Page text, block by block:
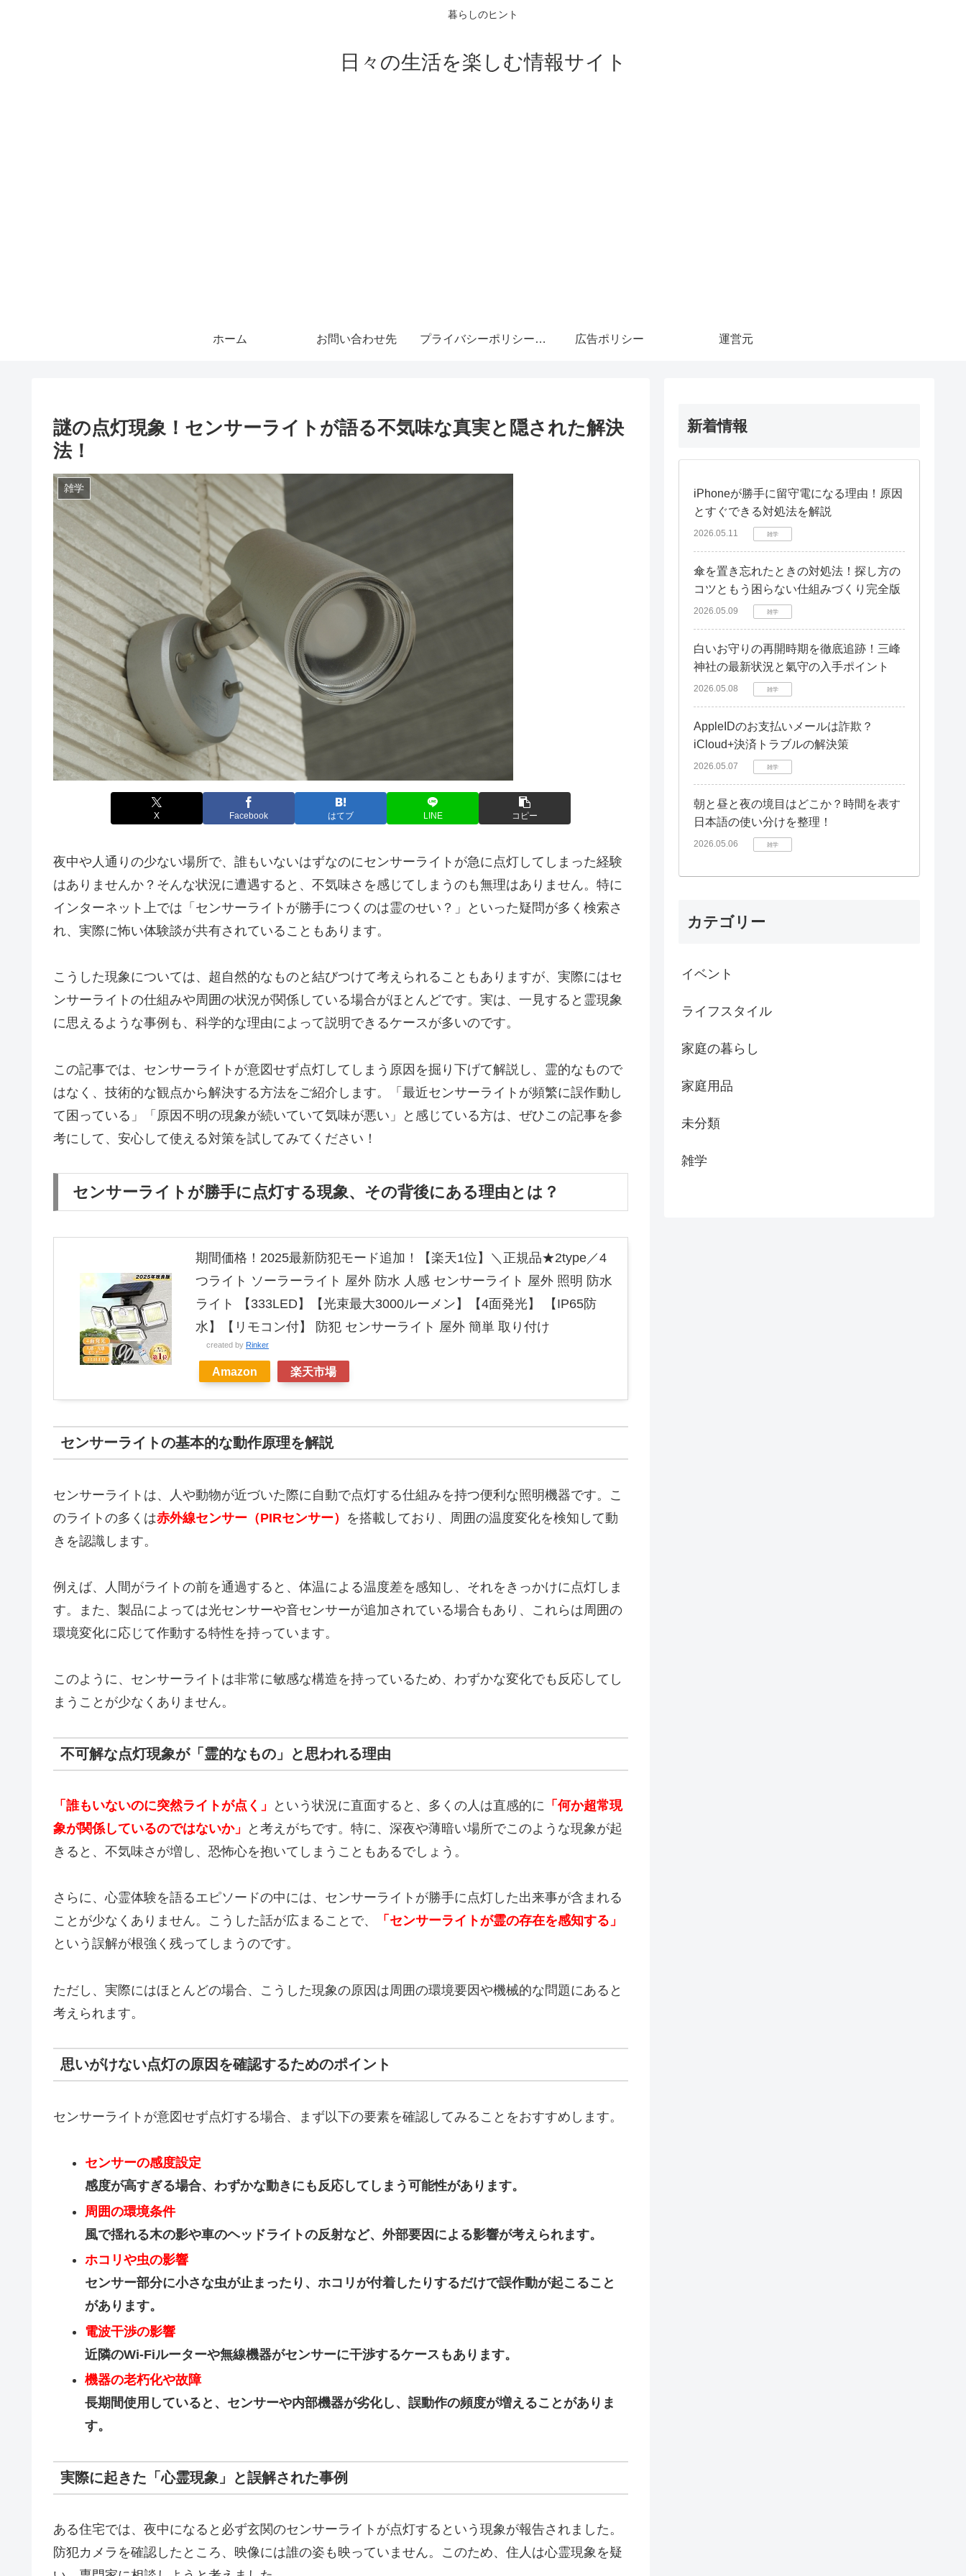
暮らしのヒント
日々の生活を楽しむ情報サイト
ホーム お問い合わせ先 プライバシーポリシー・免責事項 広告ポリシー 運営元
謎の点灯現象！センサーライトが語る不気味な真実と隠された解決
法！
雑学
X Facebook はてブ LINE コピー
夜中や人通りの少ない場所で、誰もいないはずなのにセンサーライトが急に点灯してしまった経験
はありませんか？そんな状況に遭遇すると、不気味さを感じてしまうのも無理はありません。特に
インターネット上では「センサーライトが勝手につくのは霊のせい？」といった疑問が多く検索さ
れ、実際に怖い体験談が共有されていることもあります。
こうした現象については、超自然的なものと結びつけて考えられることもありますが、実際にはセ
ンサーライトの仕組みや周囲の状況が関係している場合がほとんどです。実は、一見すると霊現象
に思えるような事例も、科学的な理由によって説明できるケースが多いのです。
この記事では、センサーライトが意図せず点灯してしまう原因を掘り下げて解説し、霊的なもので
はなく、技術的な観点から解決する方法をご紹介します。「最近センサーライトが頻繁に誤作動し
て困っている」「原因不明の現象が続いていて気味が悪い」と感じている方は、ぜひこの記事を参
考にして、安心して使える対策を試してみてください！
センサーライトが勝手に点灯する現象、その背後にある理由とは？
期間価格！2025最新防犯モード追加！【楽天1位】＼正規品★2type／4
つライト ソーラーライト 屋外 防水 人感 センサーライト 屋外 照明 防水
ライト 【333LED】【光束最大3000ルーメン】【4面発光】 【IP65防
水】【リモコン付】 防犯 センサーライト 屋外 簡単 取り付け
created by Rinker
Amazon 楽天市場
センサーライトの基本的な動作原理を解説
センサーライトは、人や動物が近づいた際に自動で点灯する仕組みを持つ便利な照明機器です。こ
のライトの多くは赤外線センサー（PIRセンサー） を搭載しており、周囲の温度変化を検知して動
きを認識します。
例えば、人間がライトの前を通過すると、体温による温度差を感知し、それをきっかけに点灯しま
す。また、製品によっては光センサーや音センサーが追加されている場合もあり、これらは周囲の
環境変化に応じて作動する特性を持っています。
このように、センサーライトは非常に敏感な構造を持っているため、わずかな変化でも反応してし
まうことが少なくありません。
不可解な点灯現象が「霊的なもの」と思われる理由
「誰もいないのに突然ライトが点く」 という状況に直面すると、多くの人は直感的に 「何か超常現
象が関係しているのではないか」
と考えがちです。特に、深夜や薄暗い場所でこのような現象が起
きると、不気味さが増し、恐怖心を抱いてしまうこともあるでしょう。
さらに、心霊体験を語るエピソードの中には、センサーライトが勝手に点灯した出来事が含まれる
ことが少なくありません。こうした話が広まることで、
「センサーライトが霊の存在を感知する」
という誤解が根強く残ってしまうのです。
ただし、実際にはほとんどの場合、こうした現象の原因は周囲の環境要因や機械的な問題にあると
考えられます。
思いがけない点灯の原因を確認するためのポイント
センサーライトが意図せず点灯する場合、まず以下の要素を確認してみることをおすすめします。
センサーの感度設定
感度が高すぎる場合、わずかな動きにも反応してしまう可能性があります。
周囲の環境条件
風で揺れる木の影や車のヘッドライトの反射など、外部要因による影響が考えられます。
ホコリや虫の影響
センサー部分に小さな虫が止まったり、ホコリが付着したりするだけで誤作動が起こること
があります。
電波干渉の影響
近隣のWi-Fiルーターや無線機器がセンサーに干渉するケースもあります。
機器の老朽化や故障
長期間使用していると、センサーや内部機器が劣化し、誤動作の頻度が増えることがありま
す。
実際に起きた「心霊現象」と誤解された事例
ある住宅では、夜中になると必ず玄関のセンサーライトが点灯するという現象が報告されました。
防犯カメラを確認したところ、映像には誰の姿も映っていません。このため、住人は心霊現象を疑
新着情報
iPhoneが勝手に留守電になる理由！原因
とすぐできる対処法を解説
2026.05.11 雑学
傘を置き忘れたときの対処法！探し方の
コツともう困らない仕組みづくり完全版
2026.05.09 雑学
白いお守りの再開時期を徹底追跡！三峰
神社の最新状況と氣守の入手ポイント
2026.05.08 雑学
AppleIDのお支払いメールは詐欺？
iCloud+決済トラブルの解決策
2026.05.07 雑学
朝と昼と夜の境目はどこか？時間を表す
日本語の使い分けを整理！
2026.05.06 雑学
カテゴリー
イベント
ライフスタイル
家庭の暮らし
家庭用品
未分類
雑学